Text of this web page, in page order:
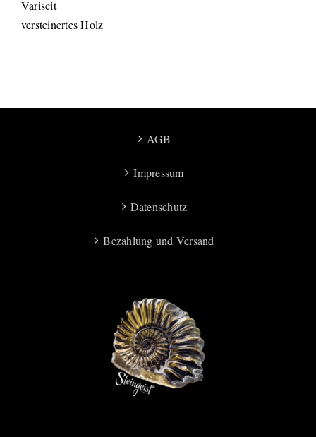
Variscit
versteinertes Holz
AGB
Impressum
Datenschutz
Bezahlung und Versand